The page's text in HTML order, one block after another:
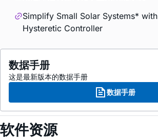
Simplify Small Solar Systems* with
Hysteretic Controller
数据手册
这是最新版本的数据手册
数据手册
软件资源